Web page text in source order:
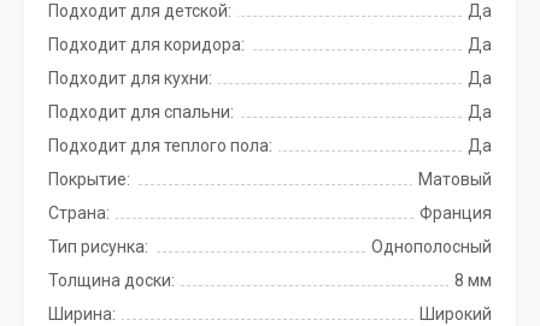
Подходит для детской:
Да
Подходит для коридора:
Да
Подходит для кухни:
Да
Подходит для спальни:
Да
Подходит для теплого пола:
Да
Покрытие:
Матовый
Страна:
Франция
Тип рисунка:
Однополосный
Толщина доски:
8 мм
Ширина:
Широкий